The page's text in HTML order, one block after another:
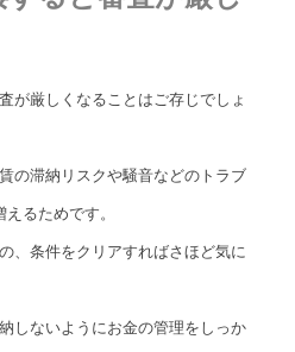
が厳しくなることはご存じでしょ
の滞納リスクや騒音などのトラブ
るためです。
、条件をクリアすればさほど気に
しないようにお金の管理をしっか